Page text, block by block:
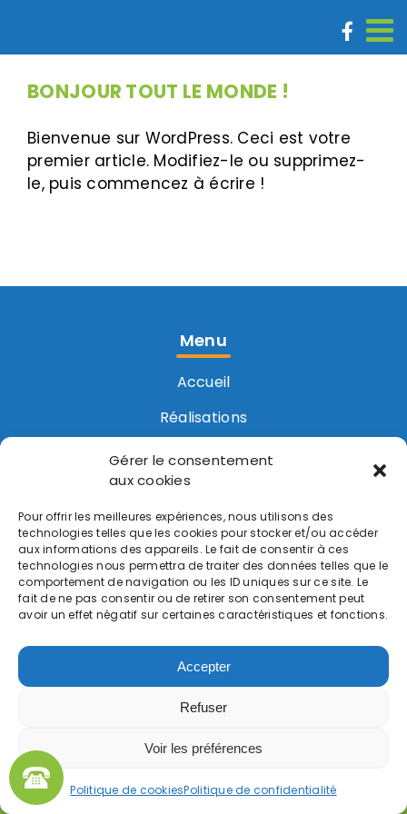
Gérer le consentement
aux cookies
Pour offrir les meilleures expériences, nous utilisons des
technologies telles que les cookies pour stocker et/ou accéder
aux informations des appareils. Le fait de consentir à ces
technologies nous permettra de traiter des données telles que le
comportement de navigation ou les ID uniques sur ce site. Le
fait de ne pas consentir ou de retirer son consentement peut
avoir un effet négatif sur certaines caractéristiques et fonctions.
Accepter
Refuser
Voir les préférences
Politique de cookiesPolitique de confidentialité
contenu
BONJOUR TOUT LE MONDE !
Bienvenue sur WordPress. Ceci est votre
premier article. Modifiez-le ou supprimez-
le, puis commencez à écrire !
Menu
Accueil
Réalisations
Contact
Pompe à Chaleur
Chaudière
Chauffe-eau
Mentions légales